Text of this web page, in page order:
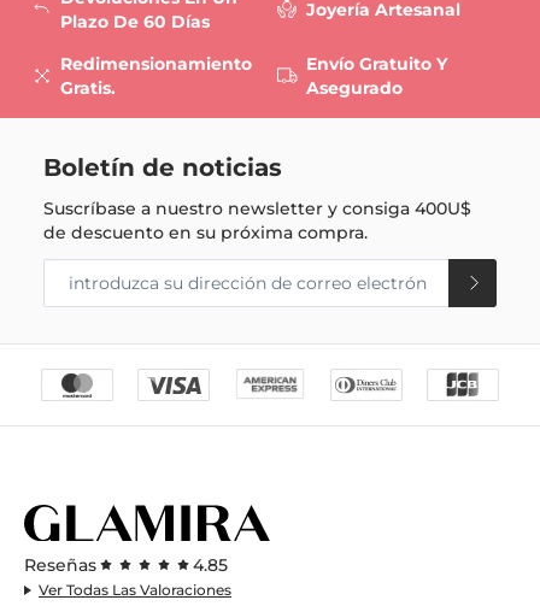
Plazo De 60 Días
Redimensionamiento
Gratis.
Joyería Artesanal
Envío Gratuito Y
Asegurado
Boletín de noticias
Suscríbase a nuestro newsletter y consiga400U$
de descuento en su próxima compra.
Reseñas 4.85
Ver Todas Las Valoraciones